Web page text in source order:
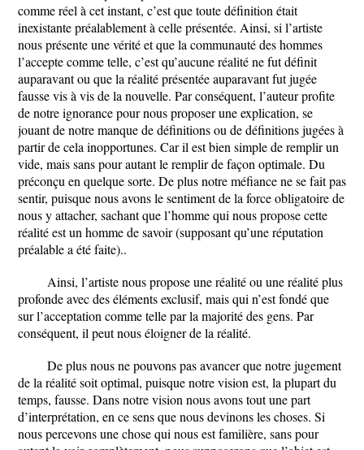
comme réel à cet instant, c’est que toute définition était
inexistante préalablement à celle présentée. Ainsi, si l’artiste
nous présente une vérité et que la communauté des hommes
l’accepte comme telle, c’est qu’aucune réalité ne fut définit
auparavant ou que la réalité présentée auparavant fut jugée
fausse vis à vis de la nouvelle. Par conséquent, l’auteur profite
de notre ignorance pour nous proposer une explication, se
jouant de notre manque de définitions ou de définitions jugées à
partir de cela inopportunes. Car il est bien simple de remplir un
vide, mais sans pour autant le remplir de façon optimale. Du
préconçu en quelque sorte. De plus notre méfiance ne se fait pas
sentir, puisque nous avons le sentiment de la force obligatoire de
nous y attacher, sachant que l’homme qui nous propose cette
réalité est un homme de savoir (supposant qu’une réputation
préalable a été faite)..
Ainsi, l’artiste nous propose une réalité ou une réalité plus
profonde avec des éléments exclusif, mais qui n’est fondé que
sur l’acceptation comme telle par la majorité des gens. Par
conséquent, il peut nous éloigner de la réalité.
De plus nous ne pouvons pas avancer que notre jugement
de la réalité soit optimal, puisque notre vision est, la plupart du
temps, fausse. Dans notre vision nous avons tout une part
d’interprétation, en ce sens que nous devinons les choses. Si
nous percevons une chose qui nous est familière, sans pour